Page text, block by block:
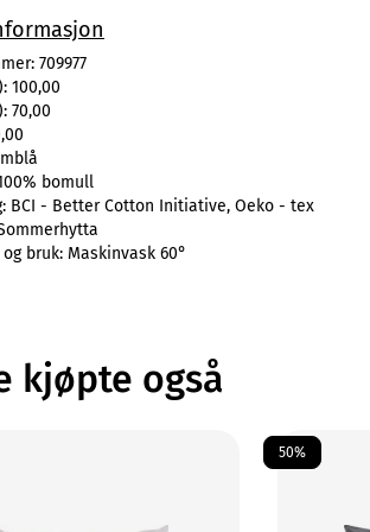
709977
100,00
70,00
bomull
BCI - Better Cotton Initiative, Oeko - tex
bruk: Maskinvask 60°
kjøpte også
50%